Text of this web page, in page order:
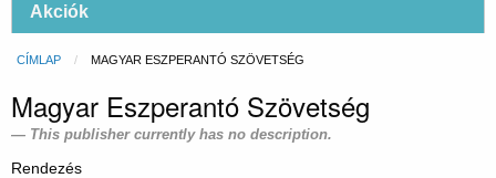
Akciók
Morzsa
CÍMLAP CURRENT:
MAGYAR ESZPERANTÓ SZÖVETSÉG
Magyar Eszperantó Szövetség
This publisher currently has no description.
Rendezés